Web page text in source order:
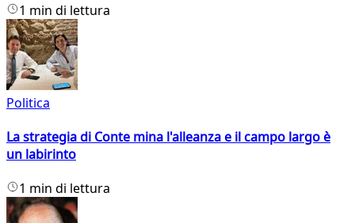
1 min di lettura
Politica
La strategia di Conte mina l'alleanza e il campo largo è
un labirinto
1 min di lettura